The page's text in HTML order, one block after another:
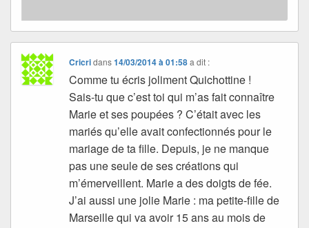
Cricridans14/03/2014 à 01:58 a dit :
Comme tu écris joliment Quichottine !
Sais-tu que c’est toi qui m’as fait connaître
Marie et ses poupées ? C’était avec les
mariés qu’elle avait confectionnés pour le
mariage de ta fille. Depuis, je ne manque
pas une seule de ses créations qui
m’émerveillent. Marie a des doigts de fée.
J’ai aussi une jolie Marie : ma petite-fille de
Marseille qui va avoir 15 ans au mois de